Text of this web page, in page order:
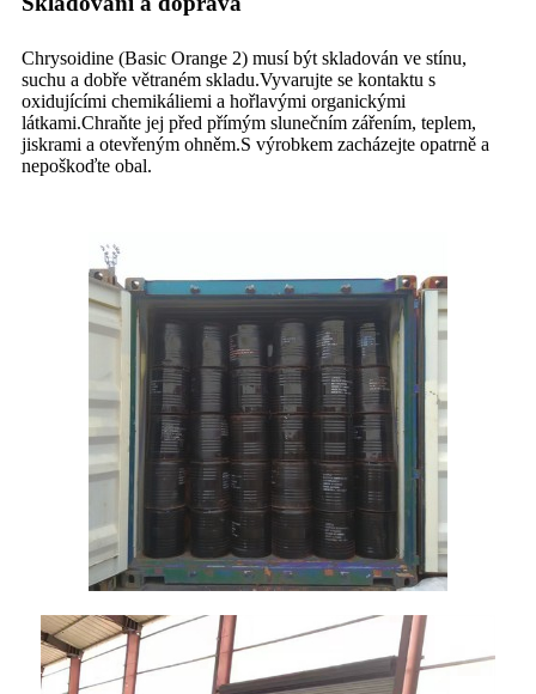
Chrysoidine (Basic Orange 2) musí být skladován ve stínu,
suchu a dobře větraném skladu.Vyvarujte se kontaktu s
oxidujícími chemikáliemi a hořlavými organickými
látkami.Chraňte jej před přímým slunečním zářením, teplem,
jiskrami a otevřeným ohněm.S výrobkem zacházejte opatrně a
nepoškoďte obal.